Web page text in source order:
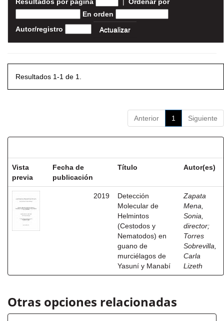
En orden
Autor/registro
Resultados 1-1 de 1.
Anterior 1 Siguiente
Vista
previa
Fecha de
publicación
Título Autor(es)
2019
Detección
Molecular de
Helmintos
(Cestodos y
Nematodos) en
guano de
murciélagos de
Yasuní y Manabí
Zapata
Mena,
Sonia,
director;
Torres
Sobrevilla,
Carla
Lizeth
Otras opciones relacionadas